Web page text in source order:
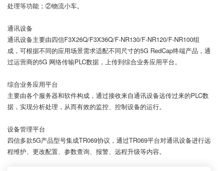
处理等功能；②物流小车。
通讯设备
通讯设备主要由四信F3X26Q/F3X36Q/F-NR130/F-NR120/F-NR100组
成，可根据不同的应用场景需求适配不同尺寸的5G RedCap终端产品，通
过运营商的5G 网络传输PLC数据，上传到综合业务应用平台。
综合业务应用平台
主要由各个服务器和软件构成，通过接收来自通讯设备远传过来的PLC数
据，实现分析处理，从而有效的监控、控制设备的运行。
设备管理平台
四信多款5G产品型号集成TR069协议，通过TR069平台对通讯设备进行远
程维护、更改配置、参数查询、报警、远程升级等内容。